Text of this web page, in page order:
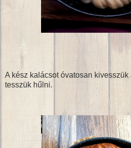
A kész kalácsot óvatosan kivesszük
tesszük hűlni.